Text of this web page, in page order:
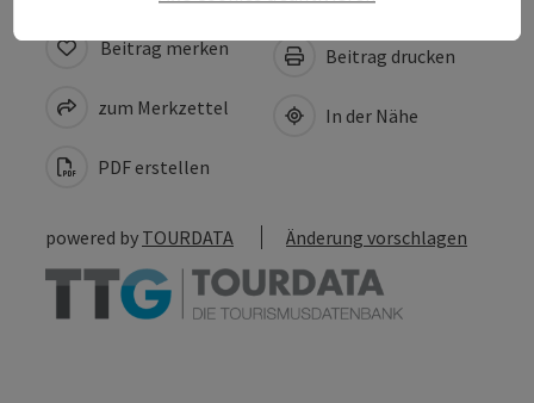
Beitrag merken
zum Merkzettel
PDF erstellen
Beitrag drucken
In der Nähe
powered by TOURDATA Änderung vorschlagen